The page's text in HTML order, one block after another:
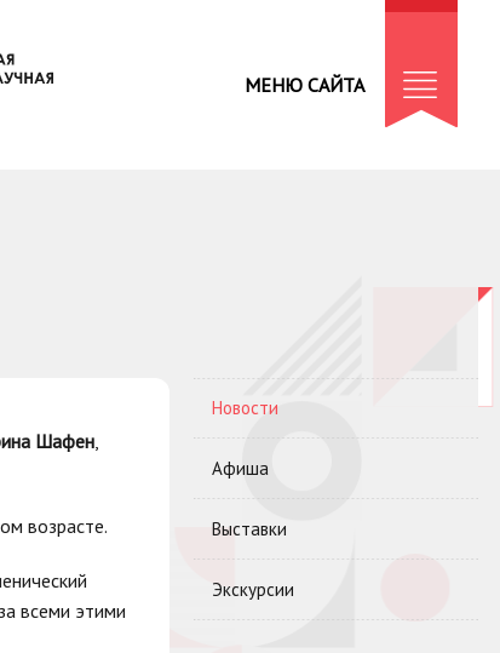
МЕНЮ САЙТА
Шафен,
возрасте.
всеми этими
Новости
Афиша
Выставки
Экскурсии